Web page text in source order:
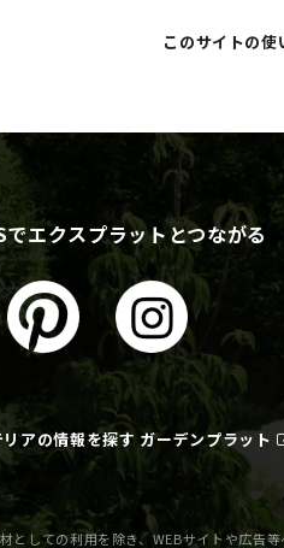
このサイトの使
でエクスプラットとつながる
アの情報を探す ガーデンプラット
しての利用を除き、WEBサイトや広告